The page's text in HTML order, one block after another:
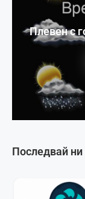
Последвай ни
Плевен с